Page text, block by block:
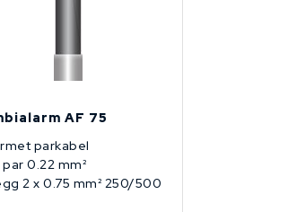
AF 75
parkabel
par 0.22 mm²
2 x 0.75 mm² 250/500